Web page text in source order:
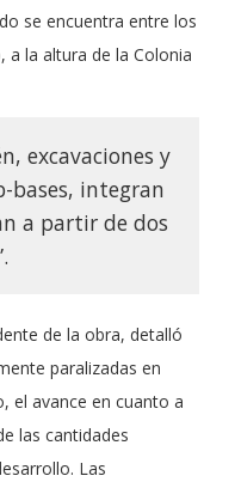
se encuentra entre los
la altura de la Colonia
excavaciones y
bases, integran
a partir de dos
de la obra, detalló
paralizadas en
el avance en cuanto a
las cantidades
Las